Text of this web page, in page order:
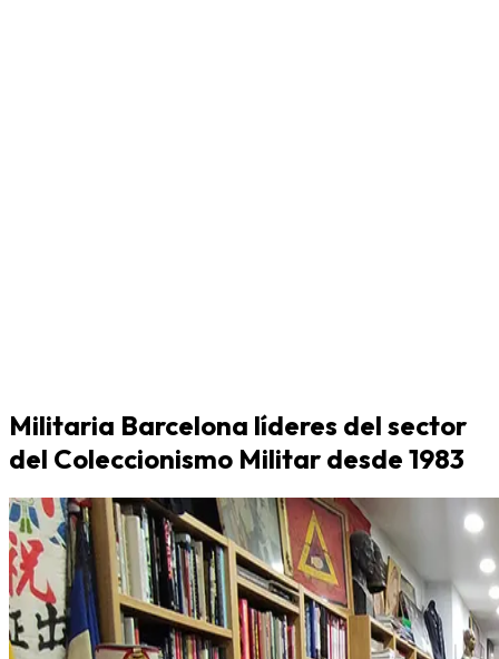
Militaria Barcelona líderes del sector
del Coleccionismo Militar desde 1983